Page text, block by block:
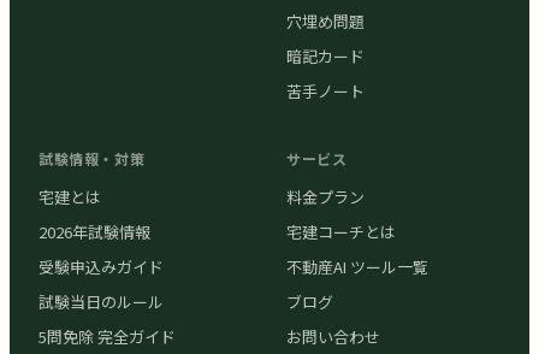
穴埋め問題
暗記カード
苦手ノート
試験情報・対策
宅建とは
2026年試験情報
受験申込みガイド
試験当日のルール
5問免除 完全ガイド
サービス
料金プラン
宅建コーチとは
不動産AI ツール一覧
ブログ
お問い合わせ